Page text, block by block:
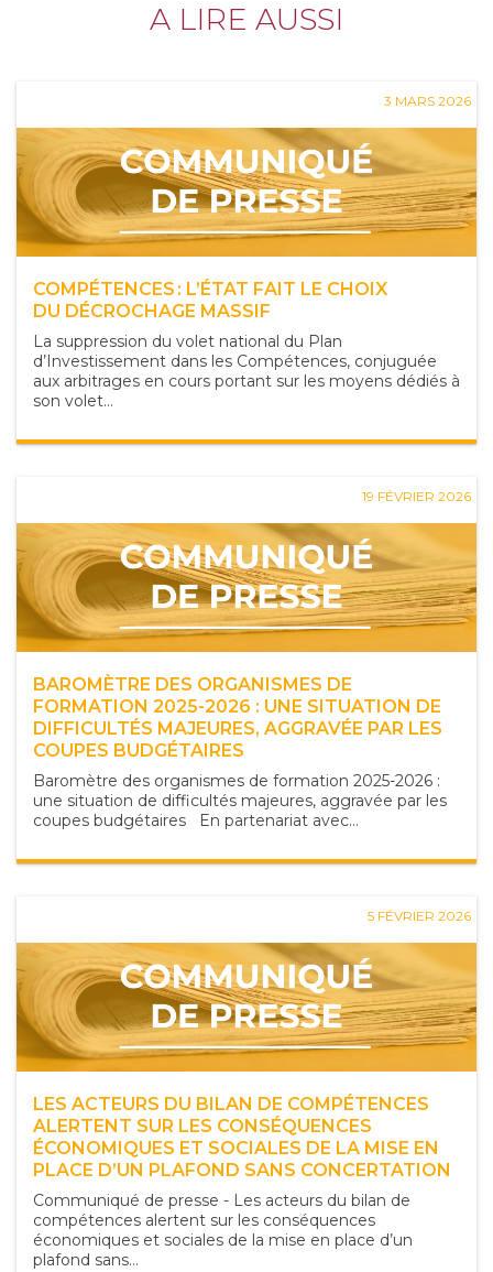
A LIRE AUSSI
3 MARS 2026
COMPÉTENCES : L’ÉTAT FAIT LE CHOIX
DU DÉCROCHAGE MASSIF
La suppression du volet national du Plan
d’Investissement dans les Compétences, conjuguée
aux arbitrages en cours portant sur les moyens dédiés à
son volet...
19 FÉVRIER 2026
BAROMÈTRE DES ORGANISMES DE
FORMATION 2025-2026 : UNE SITUATION DE
DIFFICULTÉS MAJEURES, AGGRAVÉE PAR LES
COUPES BUDGÉTAIRES
Baromètre des organismes de formation 2025-2026 :
une situation de difficultés majeures, aggravée par les
coupes budgétaires En partenariat avec...
5 FÉVRIER 2026
LES ACTEURS DU BILAN DE COMPÉTENCES
ALERTENT SUR LES CONSÉQUENCES
ÉCONOMIQUES ET SOCIALES DE LA MISE EN
PLACE D’UN PLAFOND SANS CONCERTATION
Communiqué de presse - Les acteurs du bilan de
compétences alertent sur les conséquences
économiques et sociales de la mise en place d’un
plafond sans...